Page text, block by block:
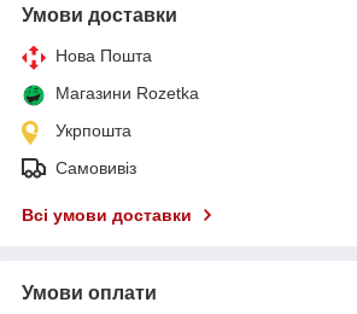
Умови доставки
Нова Пошта
Магазини Rozetka
Укрпошта
Самовивіз
Всі умови доставки
Умови оплати